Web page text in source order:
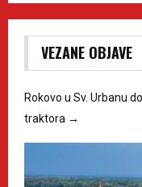
VEZANE OBJAVE
Rokovo u Sv. Urbanu
traktora →